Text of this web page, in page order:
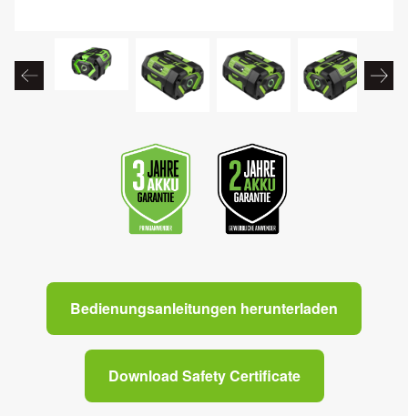
Bedienungsanleitungen herunterladen
Download Safety Certificate